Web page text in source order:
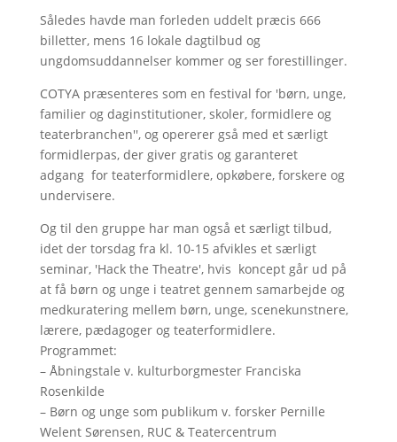
Således havde man forleden uddelt præcis 666
billetter, mens 16 lokale dagtilbud og
ungdomsuddannelser kommer og ser forestillinger.
COTYA præsenteres som en festival for 'børn, unge,
familier og daginstitutioner, skoler, formidlere og
teaterbranchen'', og opererer gså med et særligt
formidlerpas, der giver gratis og garanteret
adgang for teaterformidlere, opkøbere, forskere og
undervisere.
Og til den gruppe har man også et særligt tilbud,
idet der torsdag fra kl. 10-15 afvikles et særligt
seminar, 'Hack the Theatre', hvis koncept går ud på
at få børn og unge i teatret gennem samarbejde og
medkuratering mellem børn, unge, scenekunstnere,
lærere, pædagoger og teaterformidlere.
Programmet:
– Åbningstale v. kulturborgmester Franciska
Rosenkilde
– Børn og unge som publikum v. forsker Pernille
Welent Sørensen, RUC & Teatercentrum